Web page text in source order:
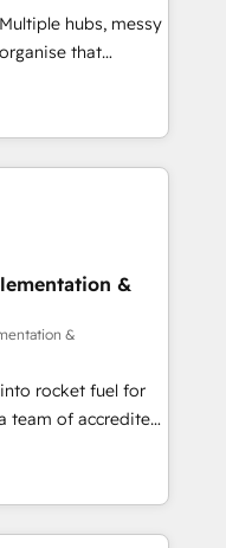
Gemini and
- Platform
Award -
hubs, messy
HubSpot to work...
CRM
and team
Pipedrive,
(and other
Marketing Hub,
ISO/IEC
42001:2023
• GuardHub:
on ISO 42001
(𝘸𝘦'𝘳𝘦 𝘴𝘶𝘱𝘦𝘳
&
&
rocket fuel for
can
business
got and make
your website in